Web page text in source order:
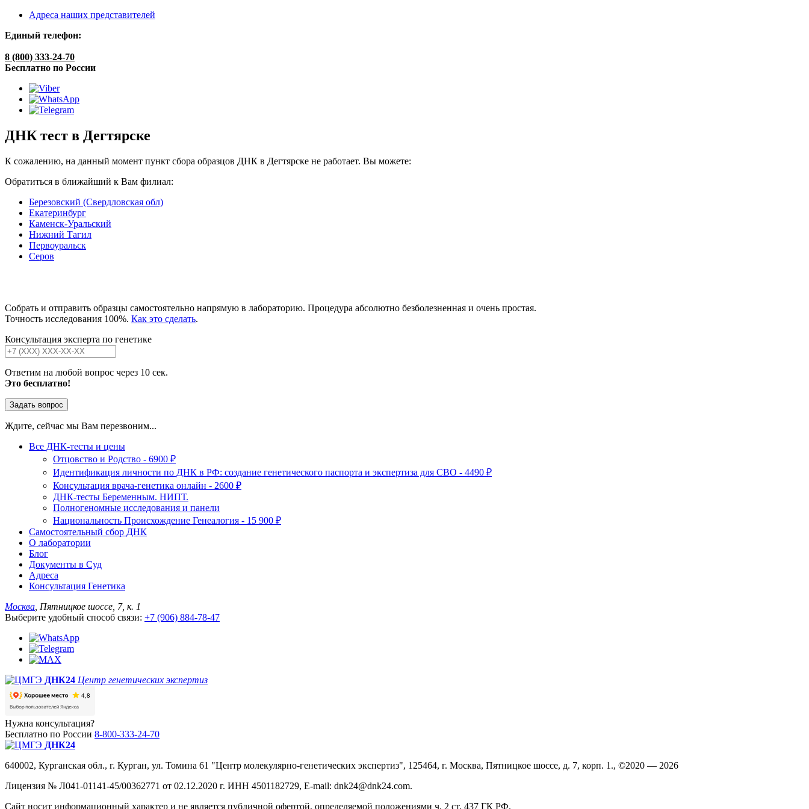
Адреса наших представителей
Единый телефон:
8 (800) 333-24-70
Бесплатно по России
ДНК тест в Дегтярске
К сожалению, на данный момент пункт сбора образцов ДНК в Дегтярске не работает. Вы можете:
Обратиться в ближайший к Вам филиал:
Березовский (Свердловская обл)
Екатеринбург
Каменск-Уральский
Нижний Тагил
Первоуральск
Серов
Собрать и отправить образцы самостоятельно напрямую в лабораторию. Процедура абсолютно безболезненная и очень простая.
Точность исследования 100%. Как это сделать.
Консультация эксперта по генетике
Ответим на любой вопрос через 10 сек.
Это бесплатно!
Задать вопрос
Ждите, сейчас мы Вам перезвоним...
Все ДНК-тесты и цены
Отцовство и Родство - 6900 ₽
Идентификация личности по ДНК в РФ: создание генетического паспорта и экспертиза для СВО - 4490 ₽
Консультация врача-генетика онлайн - 2600 ₽
ДНК-тесты Беременным. НИПТ.
Полногеномные исследования и панели
Национальность Происхождение Генеалогия - 15 900 ₽
Самостоятельный сбор ДНК
О лаборатории
Блог
Документы в Суд
Адреса
Консультация Генетика
Москва , Пятницкое шоссе, 7, к. 1
Выберите удобный способ связи: +7 (906) 884-78-47
ДНК24 Центр генетических экспертиз
Нужна консультация?
Бесплатно по России 8-800-333-24-70
ДНК24
640002, Курганская обл., г. Курган, ул. Томина 61 "Центр молекулярно-генетических экспертиз", 125464, г. Москва, Пятницкое шоссе, д. 7, корп. 1., ©2020 — 2026
Лицензия № Л041-01141-45/00362771 от 02.12.2020 г. ИНН 4501182729, E-mail: dnk24@dnk24.com.
Сайт носит информационный характер и не является публичной офертой, определяемой положениями ч. 2 ст. 437 ГК РФ.